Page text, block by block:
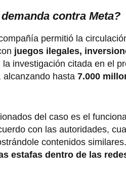
contra Meta?
permitió la
juegos ilegales,
la investigación citada en el
alcanzando hasta 7.000
del caso es el
con las autoridades,
contenidos
estafas dentro de las